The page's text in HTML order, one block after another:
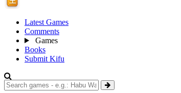
Latest Games
Comments
Games
Books
Submit Kifu